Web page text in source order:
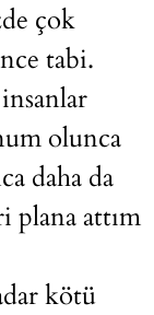
çok
tabi.
olunca
daha da
plana attım
kötü